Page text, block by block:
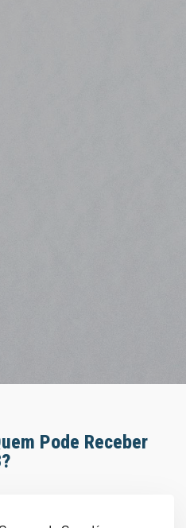
Pode Receber